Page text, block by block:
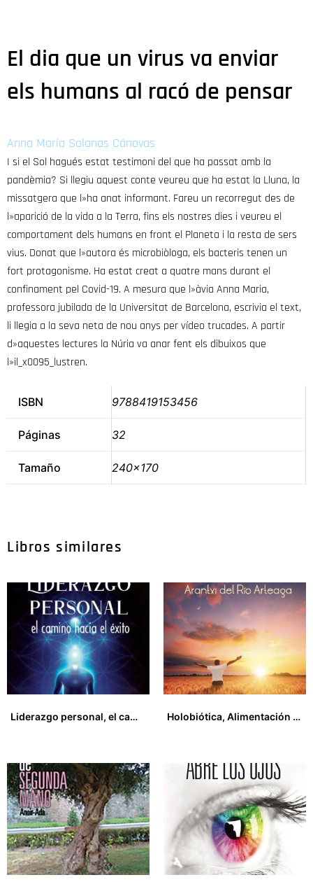
El dia que un virus va enviar
els humans al racó de pensar
Anna María Solanas Cánovas
I si el Sol hagués estat testimoni del que ha passat amb la
pandèmia? Si llegiu aquest conte veureu que ha estat la Lluna, la
missatgera que l»ha anat informant. Fareu un recorregut des de
l»aparició de la vida a la Terra, fins els nostres dies i veureu el
comportament dels humans en front el Planeta i la resta de sers
vius. Donat que l»autora és microbiòloga, els bacteris tenen un
fort protagonisme. Ha estat creat a quatre mans durant el
confinament pel Covid-19. A mesura que l»àvia Anna Maria,
professora jubilada de la Universitat de Barcelona, escrivia el text,
li llegia a la seva neta de nou anys per vídeo trucades. A partir
d»aquestes lectures la Núria va anar fent els dibuixos que
l»il_x0095_lustren.
ISBN 9788419153456
Páginas 32
Tamaño 240×170
Libros similares
Liderazgo personal, el camino hacia el éxito. Claves para desarrollar tu poder interior
Holobiótica, Alimentación para la Paz